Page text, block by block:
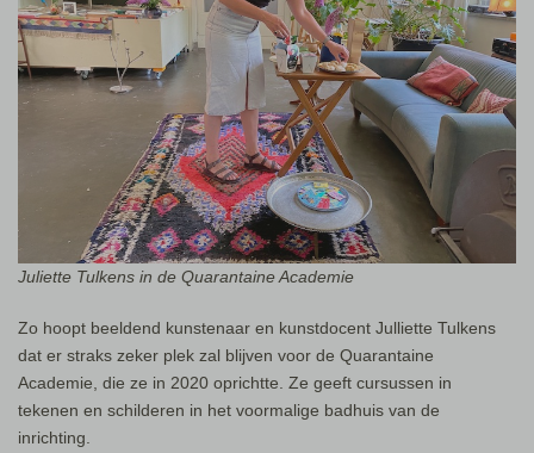
Juliette Tulkens in de Quarantaine Academie
Zo hoopt beeldend kunstenaar en kunstdocent Julliette Tulkens
dat er straks zeker plek zal blijven voor de Quarantaine
Academie, die ze in 2020 oprichtte. Ze geeft cursussen in
tekenen en schilderen in het voormalige badhuis van de
inrichting.